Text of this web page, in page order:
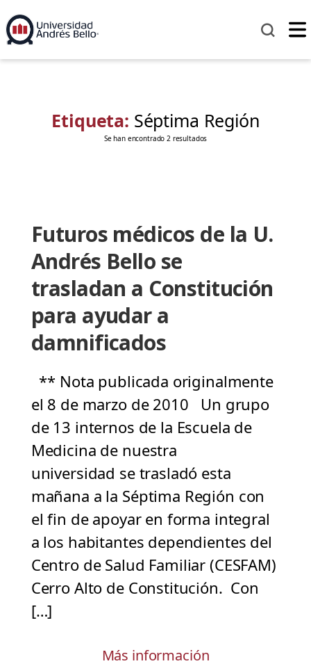
Etiqueta: Séptima Región
Se han encontrado 2 resultados
Futuros médicos de la U.
Andrés Bello se
trasladan a Constitución
para ayudar a
damnificados
** Nota publicada originalmente
el 8 de marzo de 2010 Un grupo
de 13 internos de la Escuela de
Medicina de nuestra
universidad se trasladó esta
mañana a la Séptima Región con
el fin de apoyar en forma integral
a los habitantes dependientes del
Centro de Salud Familiar (CESFAM)
Cerro Alto de Constitución. Con
[…]
Más información